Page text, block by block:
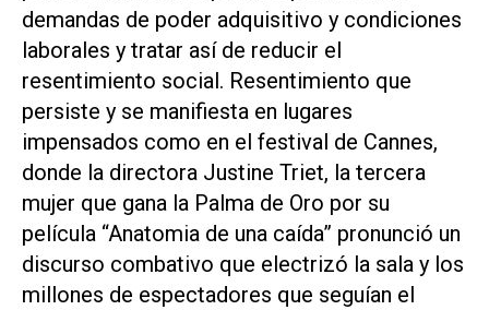
demandas de poder adquisitivo y condiciones
laborales y tratar así de reducir el
resentimiento social. Resentimiento que
persiste y se manifiesta en lugares
impensados como en el festival de Cannes,
donde la directora Justine Triet, la tercera
mujer que gana la Palma de Oro por su
película “Anatomia de una caída” pronunció un
discurso combativo que electrizó la sala y los
millones de espectadores que seguían el